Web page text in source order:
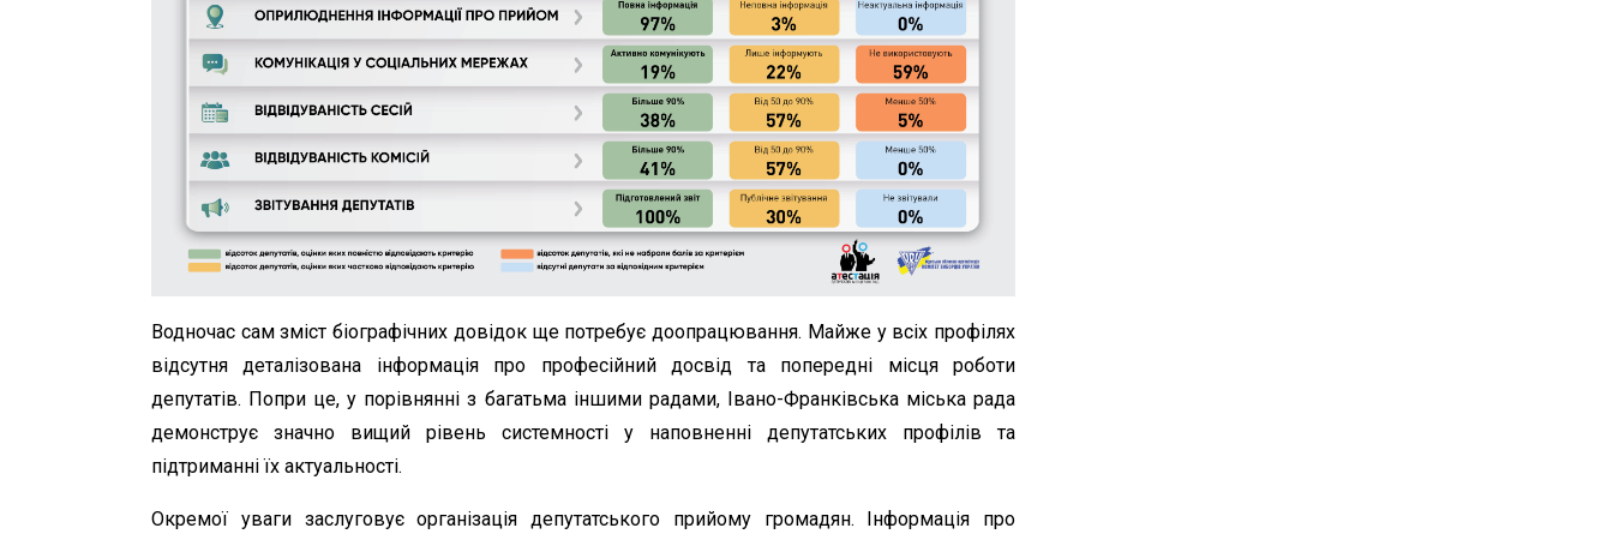
Водночас сам зміст біографічних довідок ще потребує доопрацювання. Майже у всіх профілях
відсутня деталізована інформація про професійний досвід та попередні місця роботи
депутатів. Попри це, у порівнянні з багатьма іншими радами, Івано-Франківська міська рада
демонструє значно вищий рівень системності у наповненні депутатських профілів та
підтриманні їх актуальності.
Окремої уваги заслуговує організація депутатського прийому громадян. Інформація про